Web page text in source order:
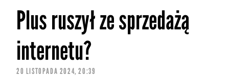
Plus ruszył ze sprzedażą
internetu?
20 LISTOPADA 2024, 20:39